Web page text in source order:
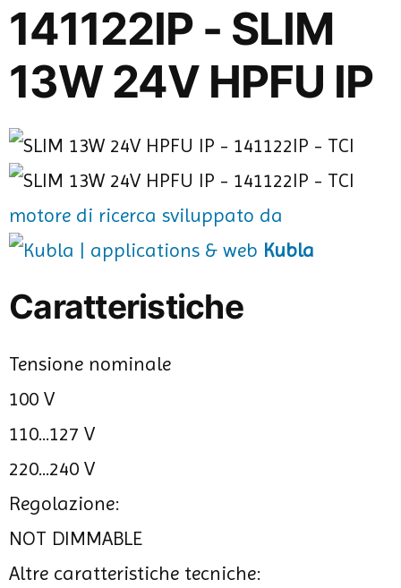
141122IP - SLIM
13W 24V HPFU IP
motore di ricerca sviluppato da
Kubla
Caratteristiche
Tensione nominale
100 V
110...127 V
220...240 V
Regolazione:
NOT DIMMABLE
Altre caratteristiche tecniche: